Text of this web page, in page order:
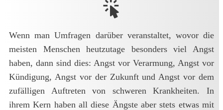
Wenn man Umfragen darüber veranstaltet, wovor die
meisten Menschen heutzutage besonders viel Angst
haben, dann sind dies: Angst vor Verarmung, Angst vor
Kündigung, Angst vor der Zukunft und Angst vor dem
zufälligen Auftreten von schweren Krankheiten. In
ihrem Kern haben all diese Ängste aber stets etwas mit